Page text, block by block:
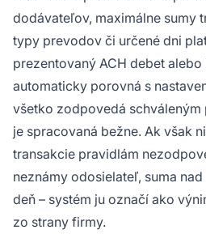
dodávateľov, maximálne sumy
typy prevodov či určené dni
prezentovaný ACH debet
automaticky porovná s
všetko zodpovedá schváleným
je spracovaná bežne. Ak však
transakcie pravidlám
neznámy odosielateľ, suma
deň – systém ju označí ako
zo strany firmy.